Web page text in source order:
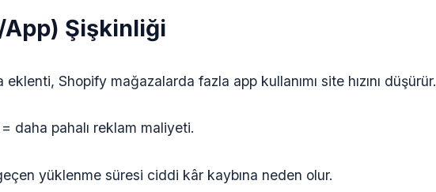
Şişkinliği
Shopify mağazalarda fazla app kullanımı site hızını düşürür.
daha pahalı reklam maliyeti.
yüklenme süresi ciddi kâr kaybına neden olur.